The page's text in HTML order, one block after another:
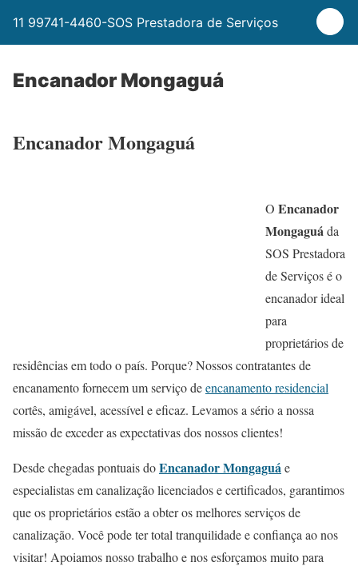
11 99741-4460-SOS Prestadora de Serviços
Encanador Mongaguá
Encanador Mongaguá
O Encanador
Mongaguáda
SOS Prestadora
de Serviços é o
encanador ideal
para
proprietários de
residências em todo o país. Porque? Nossos contratantes de
encanamento fornecem um serviço deencanamento residencial
cortês, amigável, acessível e eficaz. Levamos a sério a nossa
missão de exceder as expectativas dos nossos clientes!
Desde chegadas pontuais doEncanador Mongaguáe
especialistas em canalização licenciados e certificados, garantimos
que os proprietários estão a obter os melhores serviços de
canalização. Você pode ter total tranquilidade e confiança ao nos
visitar! Apoiamos nosso trabalho e nos esforçamos muito para